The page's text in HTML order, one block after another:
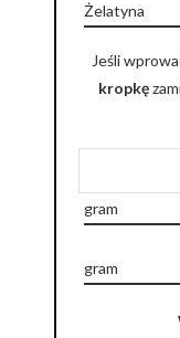
Jeśli
kropkę